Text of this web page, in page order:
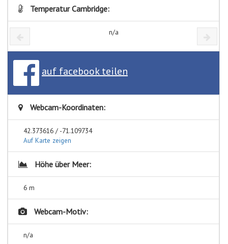
Temperatur Cambridge:
n/a
auf facebook teilen
Webcam-Koordinaten:
42.373616 / -71.109734
Auf Karte zeigen
Höhe über Meer:
6 m
Webcam-Motiv:
n/a